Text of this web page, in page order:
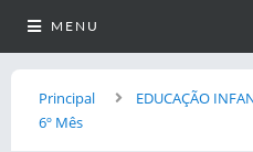
MENU
Principal EDUCAÇÃO
6º Mês